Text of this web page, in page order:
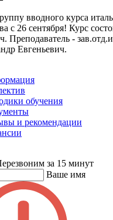
вводного курса
с 26 сентября! Курс
Преподаватель -
Евгеньевич.
обучения
и рекомендации
за 15 минут
Ваше имя